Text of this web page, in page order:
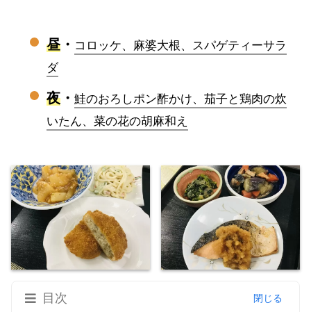
昼・ コロッケ、麻婆大根、スパゲティーサラ
ダ
夜 ・ 鮭のおろしポン酢かけ、茄子と鶏肉の炊
いたん、菜の花の胡麻和え
目次